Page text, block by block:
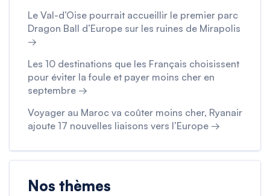
Le Val-d’Oise pourrait accueillir le premier parc
Dragon Ball d’Europe sur les ruines de Mirapolis
→
Les 10 destinations que les Français choisissent
pour éviter la foule et payer moins cher en
septembre →
Voyager au Maroc va coûter moins cher, Ryanair
ajoute 17 nouvelles liaisons vers l’Europe →
Nos thèmes